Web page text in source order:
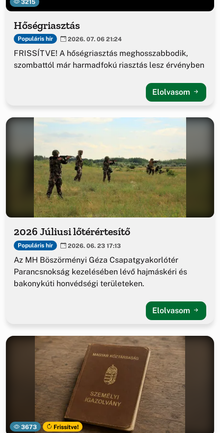
3215
Hőségriasztás
Populáris hír 2026. 07. 06 21:24
FRISSÍTVE! A hőségriasztás meghosszabbodik,
szombattól már harmadfokú riasztás lesz érvényben
Elolvasom
2026 Júliusi lőtérértesítő
Populáris hír 2026. 06. 23 17:13
Az MH Böszörményi Géza Csapatgyakorlótér
Parancsnokság kezelésében lévő hajmáskéri és
bakonykúti honvédségi területeken.
Elolvasom
3673 Frissítve!